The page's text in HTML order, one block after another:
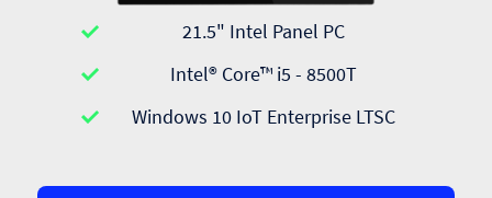
21.5" Intel Panel PC
Intel® Core™ i5 - 8500T
Windows 10 IoT Enterprise LTSC